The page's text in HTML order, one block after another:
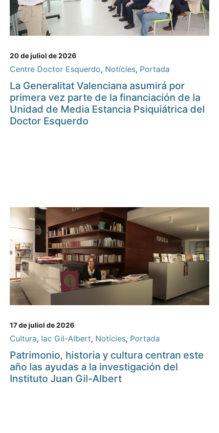
20 de juliol de 2026
Centre Doctor Esquerdo, Notícies, Portada
La Generalitat Valenciana asumirá por
primera vez parte de la financiación de la
Unidad de Media Estancia Psiquiátrica del
Doctor Esquerdo
17 de juliol de 2026
Cultura, Iac Gil-Albert, Notícies, Portada
Patrimonio, historia y cultura centran este
año las ayudas a la investigación del
Instituto Juan Gil-Albert